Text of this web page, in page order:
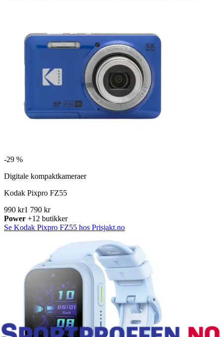
-29 %
Digitale kompaktkameraer
Kodak Pixpro FZ55
990 kr1 790 kr
Power +12 butikker
Se Kodak Pixpro FZ55 hos Prisjakt.no